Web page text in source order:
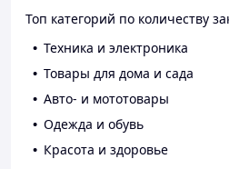
Топ категорий по количеству
Техника и электроника
Товары для дома и сада
Авто- и мототовары
Одежда и обувь
Красота и здоровье